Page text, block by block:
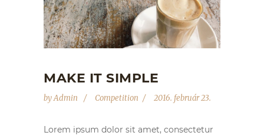
MAKE IT SIMPLE
byAdmin Competition 2016. február 23.
Lorem ipsum dolor sit amet, consectetur